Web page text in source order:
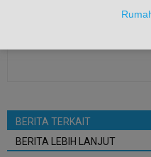
BERITA TERKAIT
BERITA LEBIH LANJUT